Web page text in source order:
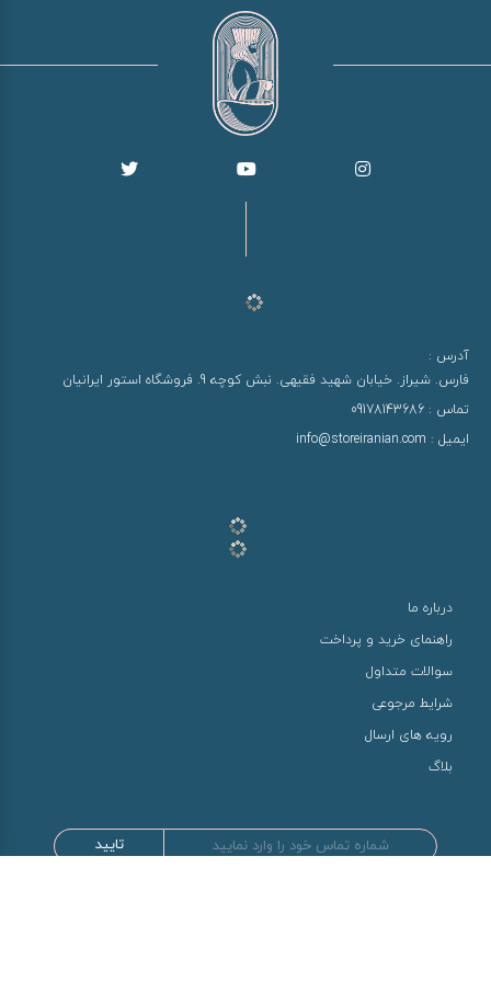
آدرس :
فارس. شیراز. خیابان شهید فقیهی. نبش کوچه 9. فروشگاه استور ایرانیان
تماس : 09178143686
ایمیل : info@storeiranian.com
درباره ما
راهنمای خرید و پرداخت
سوالات متداول
شرایط مرجوعی
رویه های ارسال
بلاگ
تایید